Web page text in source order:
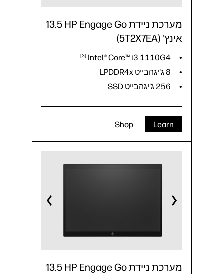
מערכת ניידת HP Engage Go‏ 13.5
אינץ' (5T2X7EA)
Intel® Core™ i3 1110G4
3
8 ג'יגהבייט LPDDR4x
256 ג'יגהבייט SSD
Learn
Shop
מערכת ניידת HP Engage Go‏ 13.5